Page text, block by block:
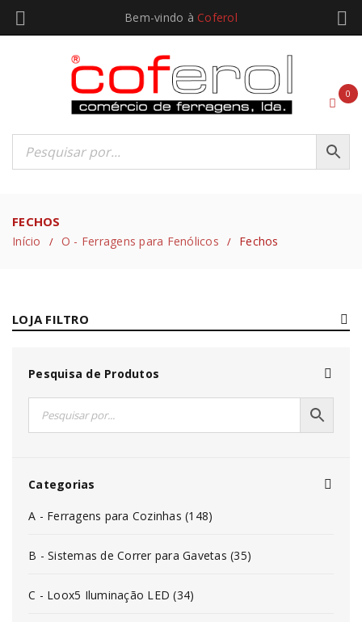
Bem-vindo à Coferol
0
FECHOS
Início / O - Ferragens para Fenólicos / Fechos
LOJA FILTRO
Pesquisa de Produtos
Categorias
A - Ferragens para Cozinhas (148)
B - Sistemas de Correr para Gavetas (35)
C - Loox5 Iluminação LED (34)